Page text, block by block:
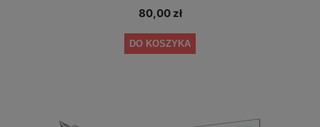
80,00 zł
DO KOSZYKA